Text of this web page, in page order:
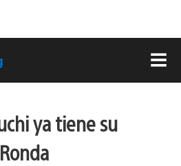
ya tiene su